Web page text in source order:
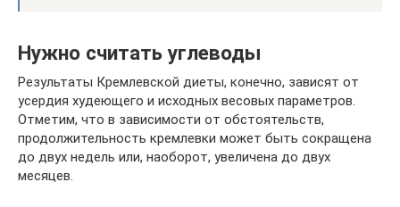
Нужно считать углеводы
Результаты Кремлевской диеты, конечно, зависят от
усердия худеющего и исходных весовых параметров.
Отметим, что в зависимости от обстоятельств,
продолжительность кремлевки может быть сокращена
до двух недель или, наоборот, увеличена до двух
месяцев.